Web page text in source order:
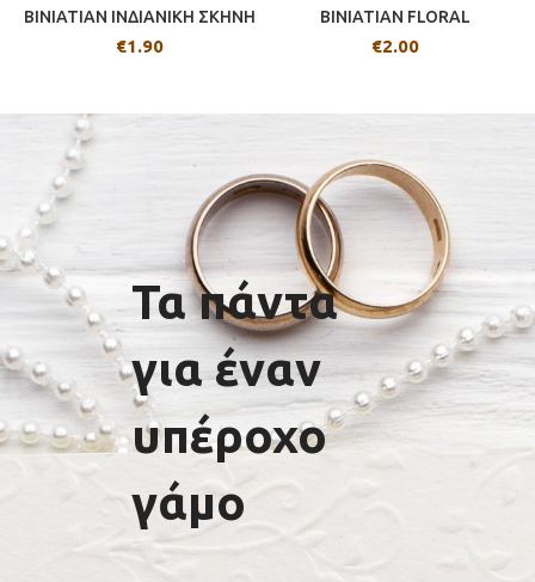
BINIATIAN ΙΝΔΙΑΝΙΚΗ ΣΚΗΝΗ
€1.90
BINIATIAN FLORAL
€2.00
Τα πάντα
για έναν
υπέροχο
γάμο